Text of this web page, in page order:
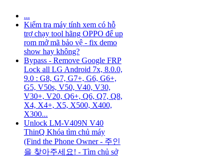
...
Kiểm tra máy tính xem có hỗ
trợ chạy tool hãng OPPO để up
rom mở mã bảo vệ - fix demo
show hay không?
Bypass - Remove Google FRP
Lock all LG Android 7x, 8.0.0,
9.0 : G8, G7, G7+, G6, G6+,
G5, V50s, V50, V40, V30,
V30+, V20, Q6+, Q6, Q7, Q8,
X4, X4+, X5, X500, X400,
X300...
Unlock LM-V409N V40
ThinQ Khóa tìm chủ máy
(Find the Phone Owner - 주인
을 찾아주세요! - Tìm chủ sở